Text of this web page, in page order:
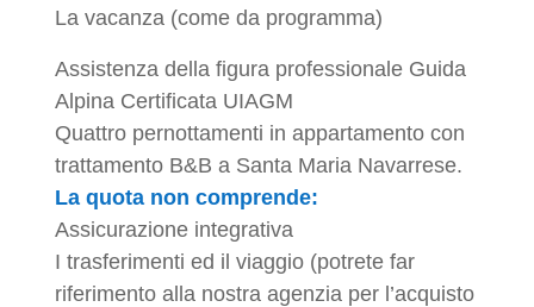
La vacanza (come da programma)
Assistenza della figura professionale Guida
Alpina Certificata UIAGM
Quattro pernottamenti in appartamento con
trattamento B&B a Santa Maria Navarrese.
La quota non comprende:
Assicurazione integrativa
I trasferimenti ed il viaggio (potrete far
riferimento alla nostra agenzia per l’acquisto